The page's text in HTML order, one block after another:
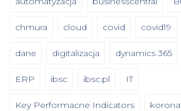
chmura cloud covid covid19
dane digitalizacja dynamics 365
ERP ibsc ibsc.pl IT
Key Performacne Indicators